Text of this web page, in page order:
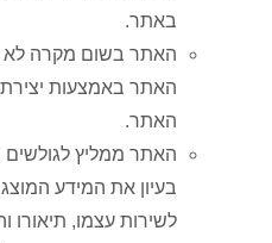
באתר.
האתר בשום מקרה לא
האתר באמצעות
האתר.
האתר ממליץ לגולשים
בעיון את המידע
לשירות עצמו, תיאורו